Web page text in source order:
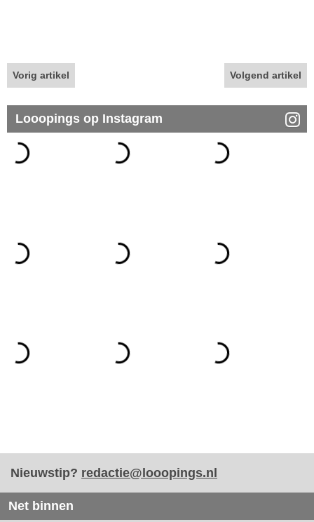
Vorig artikel Volgend artikel
Looopings op Instagram
Nieuwstip? redactie@looopings.nl
Net binnen